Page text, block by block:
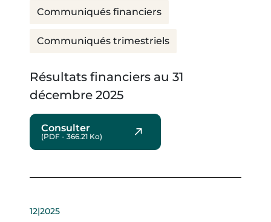
Communiqués financiers
Communiqués trimestriels
Résultats financiers au 31
décembre 2025
Consulter
(PDF - 366.21 Ko)
12|2025